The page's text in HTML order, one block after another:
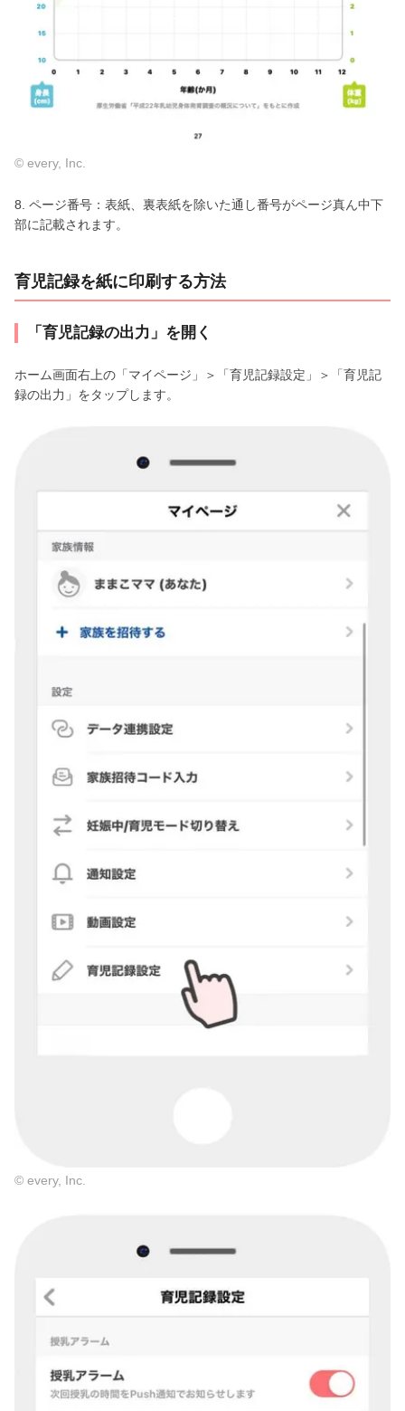
© every, Inc.
8. ページ番号：表紙、裏表紙を除いた通し番号がページ真ん中下
部に記載されます。
育児記録を紙に印刷する方法
「育児記録の出力」を開く
ホーム画面右上の「マイページ」＞「育児記録設定」＞「育児記
録の出力」をタップします。
© every, Inc.